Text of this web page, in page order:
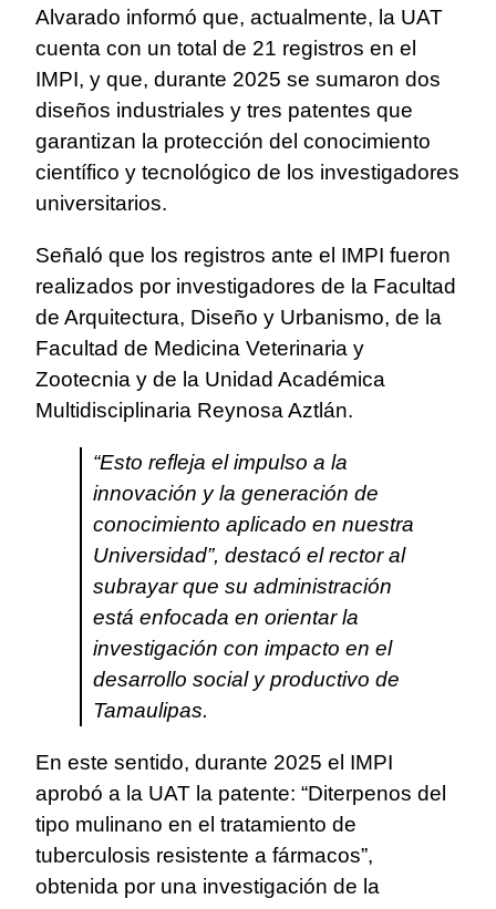
Alvarado informó que, actualmente, la UAT
cuenta con un total de 21 registros en el
IMPI, y que, durante 2025 se sumaron dos
diseños industriales y tres patentes que
garantizan la protección del conocimiento
científico y tecnológico de los investigadores
universitarios.
Señaló que los registros ante el IMPI fueron
realizados por investigadores de la Facultad
de Arquitectura, Diseño y Urbanismo, de la
Facultad de Medicina Veterinaria y
Zootecnia y de la Unidad Académica
Multidisciplinaria Reynosa Aztlán.
“Esto refleja el impulso a la
innovación y la generación de
conocimiento aplicado en nuestra
Universidad”, destacó el rector al
subrayar que su administración
está enfocada en orientar la
investigación con impacto en el
desarrollo social y productivo de
Tamaulipas.
En este sentido, durante 2025 el IMPI
aprobó a la UAT la patente: “Diterpenos del
tipo mulinano en el tratamiento de
tuberculosis resistente a fármacos”,
obtenida por una investigación de la